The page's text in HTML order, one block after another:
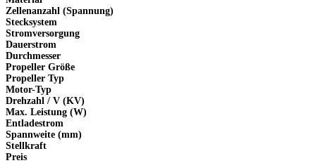
Zellenanzahl (Spannung)
Stecksystem
Stromversorgung
Dauerstrom
Durchmesser
Propeller Größe
Propeller Typ
Motor-Typ
Drehzahl / V (KV)
Max. Leistung (W)
Entladestrom
Spannweite (mm)
Stellkraft
Preis